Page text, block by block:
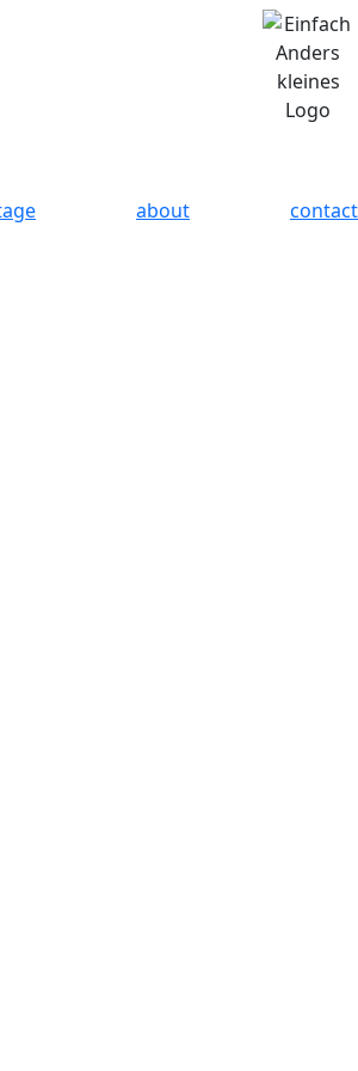
about contact